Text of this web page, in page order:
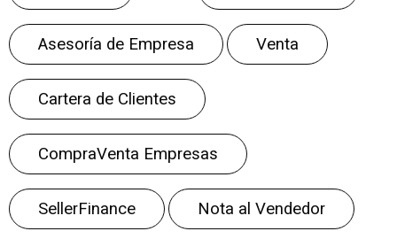
Asesoría de Empresa Venta
Cartera de Clientes
CompraVenta Empresas
SellerFinance Nota al Vendedor